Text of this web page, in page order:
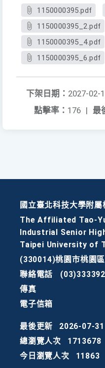
1150000395.pdf
1150000395_2.pdf
1150000395_4.pdf
1150000395_6.pdf
下架日期： 2027-02-
最
點擊率： 176 |
國立臺北科技大學附
The Affiliated Tao-
Industrial Senior
Taipei University of
(330014)桃園市桃園
聯絡電話
傳真
電子信箱
最後更新
2026-07-31
總瀏覽人次
1713678
今日瀏覽人次
11863